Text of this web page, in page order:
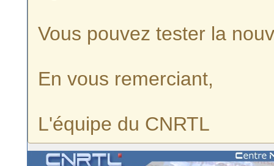
Vous pouvez tester la
En vous remerciant,
L'équipe du CNRTL